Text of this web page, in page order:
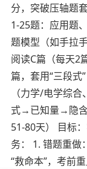
分，突破压轴题
1-25题：应用题
题模型（如手拉
阅读C篇（每天2
篇，套用“三段式
（力学/电学综
式→已知量→隐含
51-80天） 目标
务： 1. 错题重做
“救命本”，考前